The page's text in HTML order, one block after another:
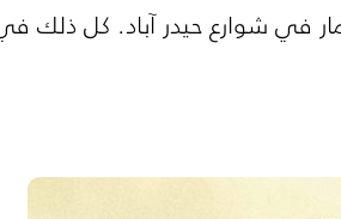
في شوارع حيدر آباد. كل ذلك